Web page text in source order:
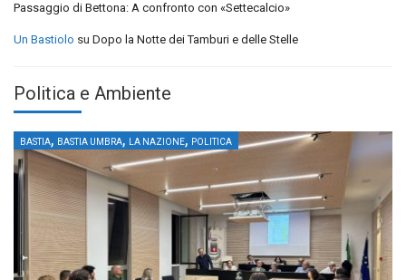
Passaggio di Bettona: A confronto con «Settecalcio»
Un Bastiolo su Dopo la Notte dei Tamburi e delle Stelle
Politica e Ambiente
BASTIA, BASTIA UMBRA, LA NAZIONE, POLITICA